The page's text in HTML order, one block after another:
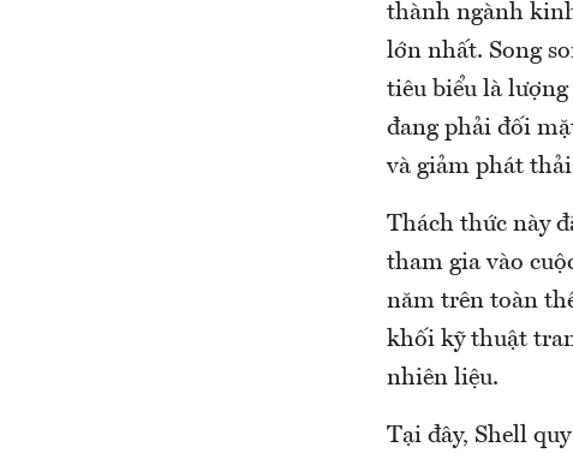
thành ngành
lớn nhất. Song
tiêu biểu là
đang phải đối
và giảm phát
Thách thức này
tham gia vào
năm trên toàn
khối kỹ thuật
nhiên liệu.
Tại đây, Shell